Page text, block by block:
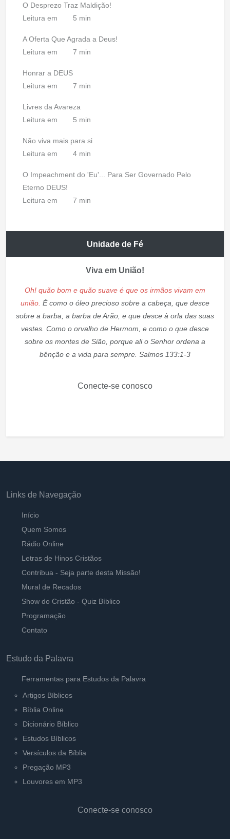
O Desprezo Traz Maldição!
Leitura em
5 min
A Oferta Que Agrada a Deus!
Leitura em
7 min
Honrar a DEUS
Leitura em
7 min
Livres da Avareza
Leitura em
5 min
Não viva mais para si
Leitura em
4 min
O Impeachment do 'Eu'... Para Ser Governado Pelo
Eterno DEUS!
Leitura em
7 min
Unidade de Fé
Viva em União!
Oh! quão bom e quão suave é que os irmãos vivam em
união. É como o óleo precioso sobre a cabeça, que desce
sobre a barba, a barba de Arão, e que desce à orla das suas
vestes. Como o orvalho de Hermom, e como o que desce
sobre os montes de Sião, porque ali o Senhor ordena a
bênção e a vida para sempre. Salmos 133:1-3
Conecte-se conosco
Links de Navegação
Início
Quem Somos
Rádio Online
Letras de Hinos Cristãos
Contribua - Seja parte desta Missão!
Mural de Recados
Show do Cristão - Quiz Bíblico
Programação
Contato
Estudo da Palavra
Ferramentas para Estudos da Palavra
Artigos Bíblicos
Bíblia Online
Dicionário Bíblico
Estudos Bíblicos
Versículos da Bíblia
Pregação MP3
Louvores em MP3
Conecte-se conosco